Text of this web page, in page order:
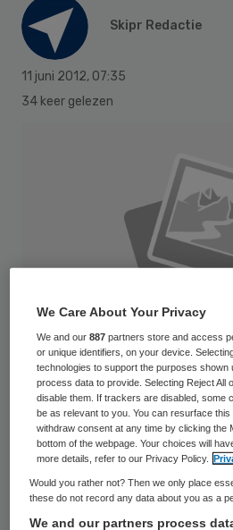
Skipr Redactie
11 juni 2012, 07:35
34 keer gelezen
Thuiszorgmedewerkers
de dupe te worden van
beleidsvoorstellen blijkt
euro over heeft voor de
We Care About Your Privacy
We and our887 partners store and access
or unique identifiers, on your device.
technologies to support the purposes shown
process data to provide. Selecting Reject All
disable them. If trackers are disabled, some
be as relevant to you. You can resurface
withdraw consent at any time by clicking the
bottom of the webpage. Your choices will
more details, refer to our Privacy Policy.
Would you rather not? Then we only place
these do not record any data about you as a
We and our partners process